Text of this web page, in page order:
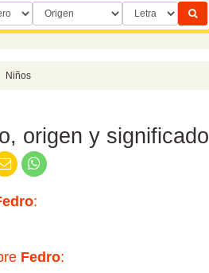
Niños
origen y significado
:
Fedro: